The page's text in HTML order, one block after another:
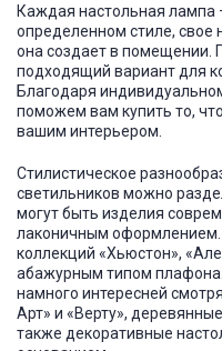
Каждая настольная лампа
определенном стиле, свое
она создает в помещении.
подходящий вариант для
Благодаря
поможем вам купить то,
вашим интерьером.
Стилистическое
светильников можно
могут быть изделия
лаконичным оформлением.
коллекций «Хьюстон»,
абажурным типом
намного интересней
Арт» и «Верту»,
также декоративные